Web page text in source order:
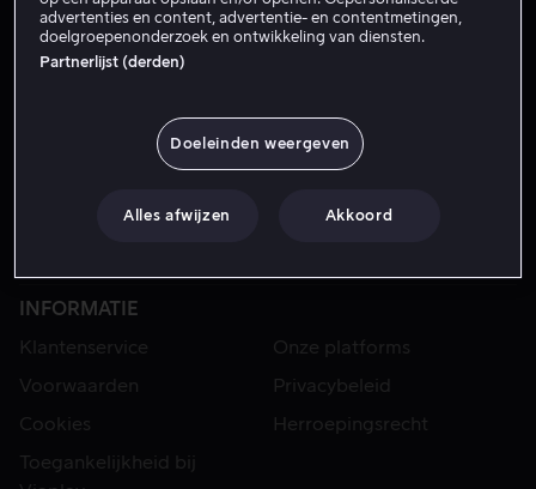
Categorieën
INFORMATIE
Klantenservice
Onze platforms
Voorwaarden
Privacybeleid
Cookies
Herroepingsrecht
Toegankelijkheid bij
advertenties en content, advertentie- en contentmetingen,
doelgroepenonderzoek en ontwikkeling van diensten.
Partnerlijst (derden)
Doeleinden weergeven
Alles afwijzen Akkoord